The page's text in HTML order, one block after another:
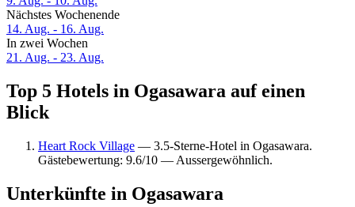
Nächstes Wochenende
14. Aug. - 16. Aug.
In zwei Wochen
21. Aug. - 23. Aug.
Top 5 Hotels in Ogasawara auf einen
Blick
Heart Rock Village — 3.5-Sterne-Hotel in Ogasawara.
Gästebewertung: 9.6/10 — Aussergewöhnlich.
Unterkünfte in Ogasawara